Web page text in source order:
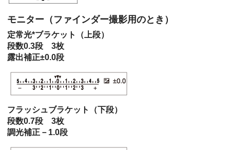
モニター（ファインダー撮影用のとき）
定常光*ブラケット（上段）
段数0.3段 3枚
露出補正±0.0段
フラッシュブラケット（下段）
段数0.7段 3枚
調光補正－1.0段